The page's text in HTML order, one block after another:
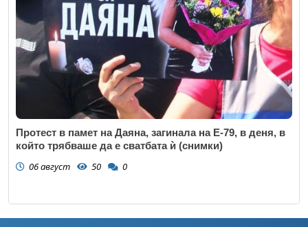
Протест в памет на Даяна, загинала на Е-79, в деня, в
който трябваше да е сватбата ѝ (снимки)
06 август 50 0